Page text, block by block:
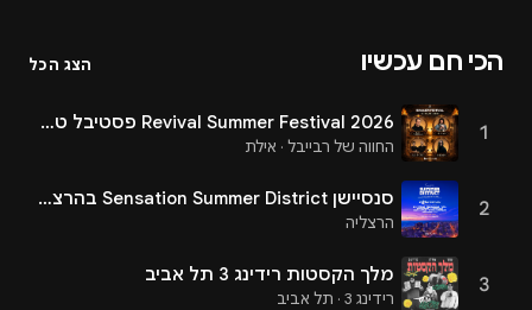
הכי חם עכשיו הצג הכל
1 Revival Summer Festival 2026 פסטיבל טראנס באילת
החווה של רבייבל · אילת
2 סנסיישן Sensation Summer District בהרצליה פיתוח - 13.8.26
הרצליה
3 מלך הקסטות רידינג 3 תל אביב
רידינג 3 · תל אביב